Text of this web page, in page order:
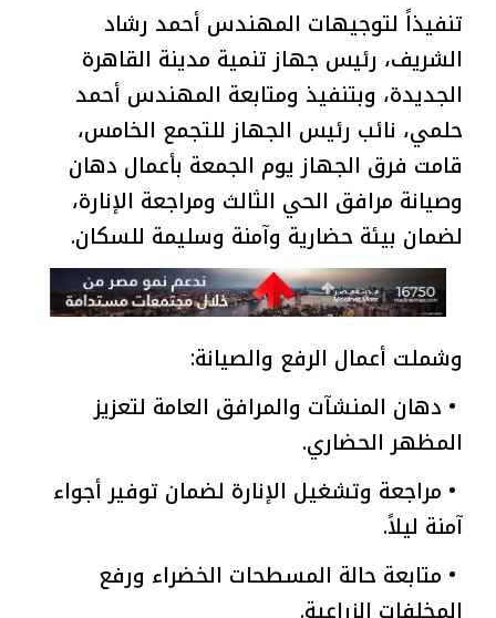
تنفيذاً لتوجيهات المهندس أحمد رشاد
الشريف، رئيس جهاز تنمية مدينة القاهرة
الجديدة، وبتنفيذ ومتابعة المهندس أحمد
حلمي، نائب رئيس الجهاز للتجمع الخامس،
قامت فرق الجهاز يوم الجمعة بأعمال دهان
وصيانة مرافق الحي الثالث ومراجعة الإنارة،
لضمان بيئة حضارية وآمنة وسليمة للسكان.
وشملت أعمال الرفع والصيانة:
• دهان المنشآت والمرافق العامة لتعزيز
المظهر الحضاري.
• مراجعة وتشغيل الإنارة لضمان توفير أجواء
آمنة ليلاً.
• متابعة حالة المسطحات الخضراء ورفع